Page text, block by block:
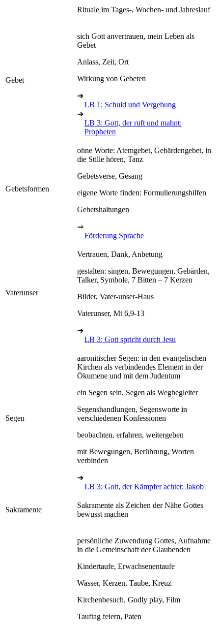
Rituale im Tages-, Wochen- und Jahreslauf
Gebet
sich Gott anvertrauen, mein Leben als
Gebet
Anlass, Zeit, Ort
Wirkung von Gebeten
➔
LB 1: Schuld und Vergebung
➔
LB 3: Gott, der ruft und mahnt:
Propheten
Gebetsformen
ohne Worte: Atemgebet, Gebärdengebet, in
die Stille hören, Tanz
Gebetsverse, Gesang
eigene Worte finden: Formulierungshilfen
Gebetshaltungen
⇒
Förderung Sprache
Vaterunser
Vertrauen, Dank, Anbetung
gestalten: singen, Bewegungen, Gebärden,
Talker, Symbole, 7 Bitten – 7 Kerzen
Bilder, Vater-unser-Haus
Vaterunser, Mt 6,9-13
➔
LB 3: Gott spricht durch Jesu
Segen
aaronitischer Segen: in den evangelischen
Kirchen als verbindendes Element in der
Ökumene und mit dem Judentum
ein Segen sein, Segen als Wegbegleiter
Segenshandlungen, Segensworte in
verschiedenen Konfessionen
beobachten, erfahren, weitergeben
mit Bewegungen, Berührung, Worten
verbinden
➔
LB 3: Gott, der Kämpfer achtet: Jakob
Sakramente
Sakramente als Zeichen der Nähe Gottes
bewusst machen
persönliche Zuwendung Gottes, Aufnahme
in die Gemeinschaft der Glaubenden
Kindertaufe, Erwachsenentaufe
Wasser, Kerzen, Taube, Kreuz
Kirchenbesuch, Godly play, Film
Tauftag feiern, Paten